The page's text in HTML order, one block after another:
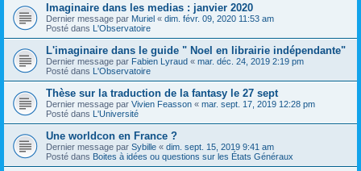
Imaginaire dans les medias : janvier 2020
Dernier message par Muriel « dim. févr. 09, 2020 11:53 am
Posté dans L'Observatoire
L'imaginaire dans le guide " Noel en librairie indépendante"
Dernier message par Fabien Lyraud « mar. déc. 24, 2019 2:19 pm
Posté dans L'Observatoire
Thèse sur la traduction de la fantasy le 27 sept
Dernier message par Vivien Feasson « mar. sept. 17, 2019 12:28 pm
Posté dans L'Université
Une worldcon en France ?
Dernier message par Sybille « dim. sept. 15, 2019 9:41 am
Posté dans Boites à idées ou questions sur les États Généraux